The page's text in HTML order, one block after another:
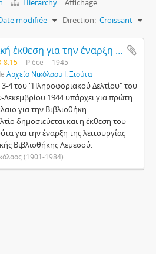
Hierarchy
Affichage :
modifiée Direction: Croissant
Εισηγητική έκθεση για την έναρξη της λειτουργίας της Δημοτικής Βιβλιοθήκης στη Λεμεσό
8.15 Pièce
1945
Αρχείο Νικόλαου Ι. Ξιούτα
3-4 του "Πληροφοριακού Δελτίου" του
1944 υπάρχει για πρώτη
για την Βιβλιοθήκη.
δημοσιεύεται και η έκθεση του
για την έναρξη της λειτουργίας
Βιβλιοθήκης Λεμεσού.
(1901-1984)